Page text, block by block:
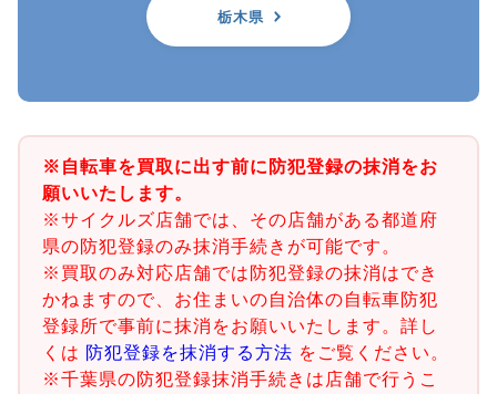
栃木県
※自転車を買取に出す前に防犯登録の抹消をお
願いいたします。
※サイクルズ店舗では、その店舗がある都道府
県の防犯登録のみ抹消手続きが可能です。
※買取のみ対応店舗では防犯登録の抹消はでき
かねますので、お住まいの自治体の自転車防犯
登録所で事前に抹消をお願いいたします。詳し
くは 防犯登録を抹消する方法 をご覧ください。
※千葉県の防犯登録抹消手続きは店舗で行うこ